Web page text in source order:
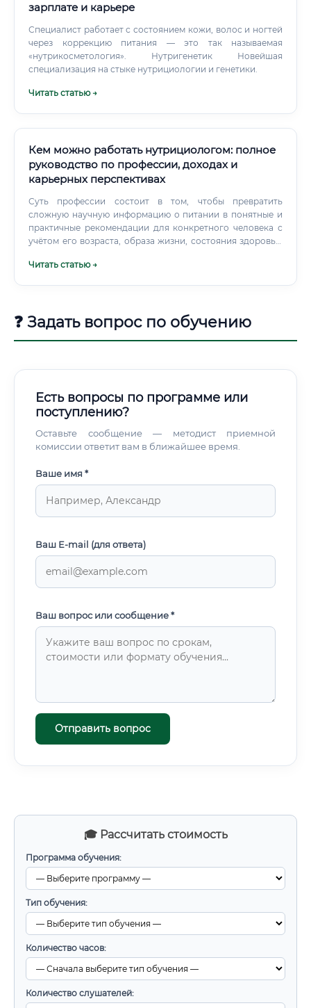
🎓 Рассчитать стоимость
Программа обучения:
Тип обучения:
Количество часов:
Количество слушателей:
зарплате и карьере
Специалист работает с состоянием кожи, волос и ногтей
через коррекцию питания — это так называемая
«нутрикосметология». Нутригенетик Новейшая
специализация на стыке нутрициологии и генетики.
Читать статью →
Кем можно работать нутрициологом: полное
руководство по профессии, доходах и
карьерных перспективах
Суть профессии состоит в том, чтобы превратить
сложную научную информацию о питании в понятные и
практичные рекомендации для конкретного человека с
учётом его возраста, образа жизни, состояния здоровья,
на стыке нескольких дисциплин: биохимии, физиологии,
Читать статью →
❓ Задать вопрос по обучению
Есть вопросы по программе или
поступлению?
Оставьте сообщение — методист приемной
комиссии ответит вам в ближайшее время.
Ваше имя *
Ваш E-mail (для ответа)
Ваш вопрос или сообщение *
Отправить вопрос